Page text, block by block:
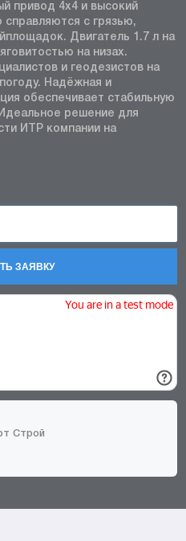
привод 4x4 и высокий
с грязью,
Двигатель 1.7 л на
на низах.
и геодезистов на
Надёжная и
обеспечивает стабильную
решение для
ИТР компании на
ЗАЯВКУ
Строй